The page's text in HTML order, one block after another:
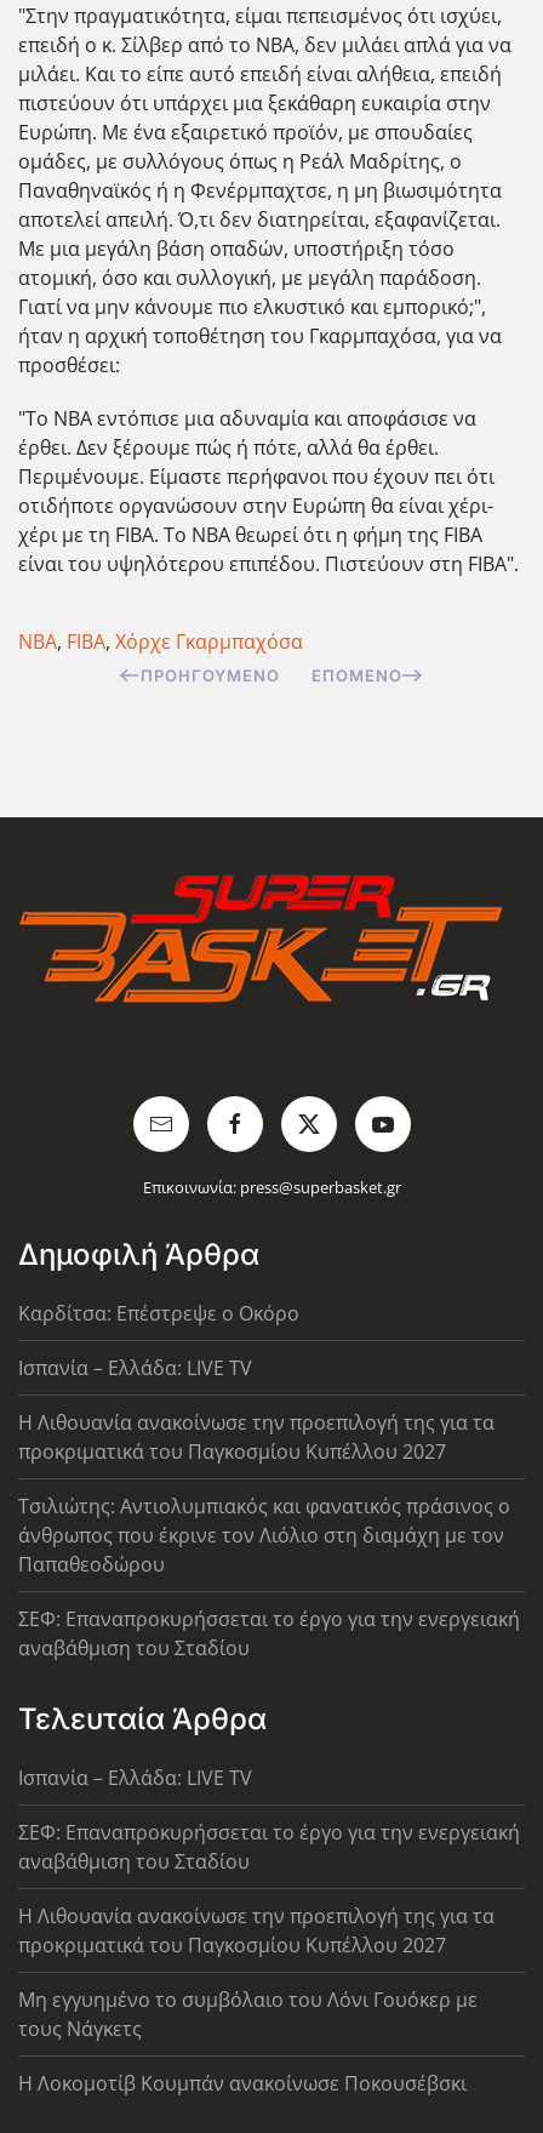
"Στην πραγματικότητα, είμαι πεπεισμένος ότι ισχύει,
επειδή ο κ. Σίλβερ από το ΝΒΑ, δεν μιλάει απλά για να
μιλάει. Και το είπε αυτό επειδή είναι αλήθεια, επειδή
πιστεύουν ότι υπάρχει μια ξεκάθαρη ευκαιρία στην
Ευρώπη. Με ένα εξαιρετικό προϊόν, με σπουδαίες
ομάδες, με συλλόγους όπως η Ρεάλ Μαδρίτης, ο
Παναθηναϊκός ή η Φενέρμπαχτσε, η μη βιωσιμότητα
αποτελεί απειλή. Ό,τι δεν διατηρείται, εξαφανίζεται.
Με μια μεγάλη βάση οπαδών, υποστήριξη τόσο
ατομική, όσο και συλλογική, με μεγάλη παράδοση.
Γιατί να μην κάνουμε πιο ελκυστικό και εμπορικό;",
ήταν η αρχική τοποθέτηση του Γκαρμπαχόσα, για να
προσθέσει:
"Το ΝΒΑ εντόπισε μια αδυναμία και αποφάσισε να
έρθει. Δεν ξέρουμε πώς ή πότε, αλλά θα έρθει.
Περιμένουμε. Είμαστε περήφανοι που έχουν πει ότι
οτιδήποτε οργανώσουν στην Ευρώπη θα είναι χέρι-
χέρι με τη FIBA. Το NBA θεωρεί ότι η φήμη της FIBA
είναι του υψηλότερου επιπέδου. Πιστεύουν στη FIBA".
NBA, FIBA, Χόρχε Γκαρμπαχόσα
ΠΡΟΗΓΟΎΜΕΝΟ ΕΠΌΜΕΝΟ
Επικοινωνία: press@superbasket.gr
Δημοφιλή Άρθρα
Καρδίτσα: Επέστρεψε ο Οκόρο
Ισπανία – Ελλάδα: LIVE TV
Η Λιθουανία ανακοίνωσε την προεπιλογή της για τα
προκριματικά του Παγκοσμίου Κυπέλλου 2027
Τσιλιώτης: Αντιολυμπιακός και φανατικός πράσινος ο
άνθρωπος που έκρινε τον Λιόλιο στη διαμάχη με τον
Παπαθεοδώρου
ΣΕΦ: Επαναπροκυρήσσεται το έργο για την ενεργειακή
αναβάθμιση του Σταδίου
Τελευταία Άρθρα
Ισπανία – Ελλάδα: LIVE TV
ΣΕΦ: Επαναπροκυρήσσεται το έργο για την ενεργειακή
αναβάθμιση του Σταδίου
Η Λιθουανία ανακοίνωσε την προεπιλογή της για τα
προκριματικά του Παγκοσμίου Κυπέλλου 2027
Μη εγγυημένο το συμβόλαιο του Λόνι Γουόκερ με
τους Νάγκετς
Η Λοκομοτίβ Κουμπάν ανακοίνωσε Ποκουσέβσκι